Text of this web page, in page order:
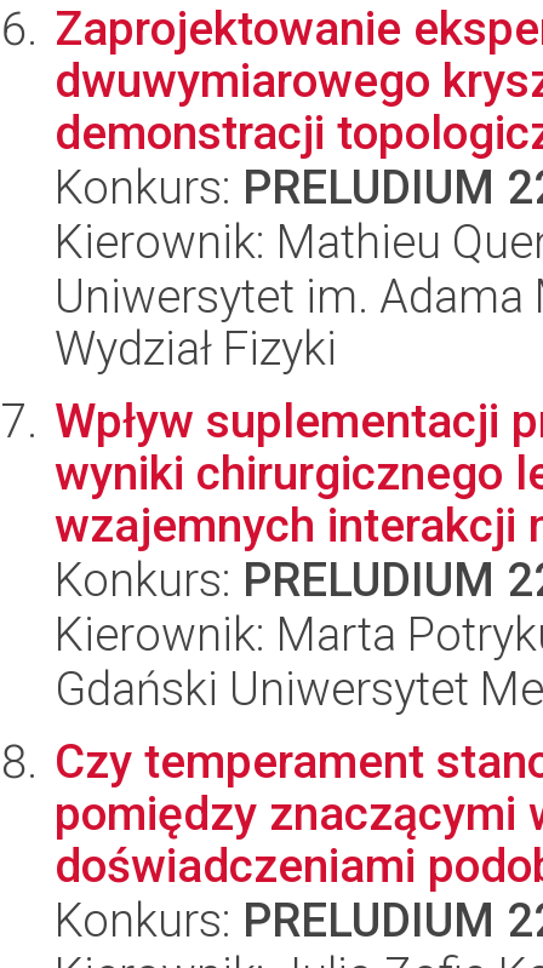
Zaprojektowanie
dwuwymiarowego
demonstracji
Konkurs: PRELUDIUM
Kierownik: Mathieu
Uniwersytet im.
Wydział Fizyki
Wpływ suplementacji
wyniki chirurgicznego
wzajemnych interakcji
Konkurs: PRELUDIUM
Kierownik: Marta
Gdański Uniwersytet
Czy temperament
pomiędzy znaczącymi
doświadczeniami
Konkurs: PRELUDIUM